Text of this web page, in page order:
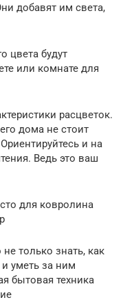
добавят им света,
цвета будут
или комнате для
расцветок.
дома не стоит
и на
Ведь это ваш
для ковролина
только знать, как
уметь за ним
бытовая техника